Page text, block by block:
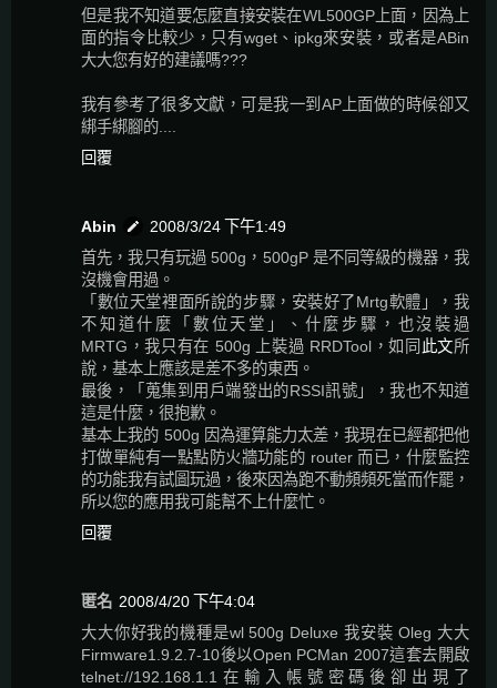
但是我不知道要怎麼直接安裝在WL500GP上面，因為上
面的指令比較少，只有wget、ipkg來安裝，或者是ABin
大大您有好的建議嗎???
我有參考了很多文獻，可是我一到AP上面做的時候卻又
綁手綁腳的....
回覆
Abin
2008/3/24 下午1:49
首先，我只有玩過 500g，500gP 是不同等級的機器，我
沒機會用過。
「數位天堂裡面所說的步驟，安裝好了Mrtg軟體」，我
不知道什麼「數位天堂」、什麼步驟，也沒裝過
MRTG，我只有在 500g 上裝過 RRDTool，如同 此文所
說，基本上應該是差不多的東西。
最後，「蒐集到用戶端發出的RSSI訊號」，我也不知道
這是什麼，很抱歉。
基本上我的 500g 因為運算能力太差，我現在已經都把他
打做單純有一點點防火牆功能的 router 而已，什麼監控
的功能我有試圖玩過，後來因為跑不動頻頻死當而作罷，
所以您的應用我可能幫不上什麼忙。
回覆
匿名 2008/4/20 下午4:04
大大你好我的機種是wl 500g Deluxe 我安裝 Oleg 大大
Firmware1.9.2.7-10後以Open PCMan 2007這套去開啟
telnet://192.168.1.1在輸入帳號密碼後卻出現了